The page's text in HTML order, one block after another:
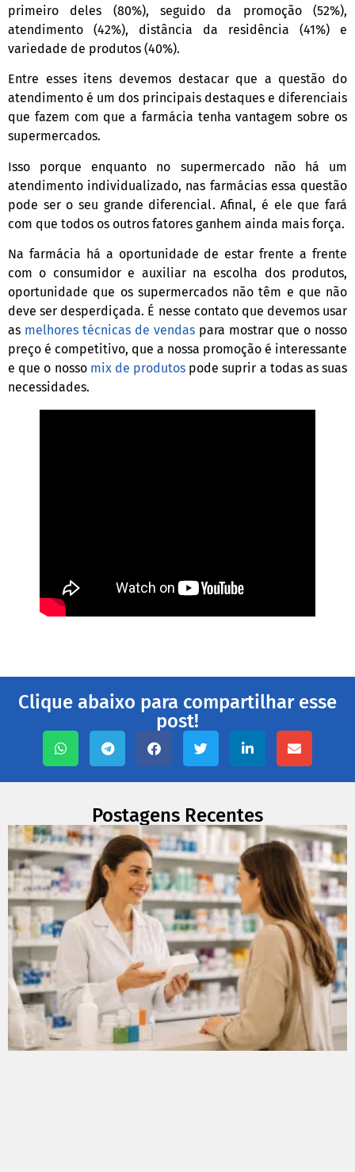
primeiro deles (80%), seguido da promoção (52%),
atendimento (42%), distância da residência (41%) e
variedade de produtos (40%).
Entre esses itens devemos destacar que a questão do
atendimento é um dos principais destaques e diferenciais
que fazem com que a farmácia tenha vantagem sobre os
supermercados.
Isso porque enquanto no supermercado não há um
atendimento individualizado, nas farmácias essa questão
pode ser o seu grande diferencial. Afinal, é ele que fará
com que todos os outros fatores ganhem ainda mais força.
Na farmácia há a oportunidade de estar frente a frente
com o consumidor e auxiliar na escolha dos produtos,
oportunidade que os supermercados não têm e que não
deve ser desperdiçada. É nesse contato que devemos usar
as melhores técnicas de vendas para mostrar que o nosso
preço é competitivo, que a nossa promoção é interessante
e que o nosso mix de produtos pode suprir a todas as suas
necessidades.
Clique abaixo para compartilhar esse
post!
Postagens Recentes